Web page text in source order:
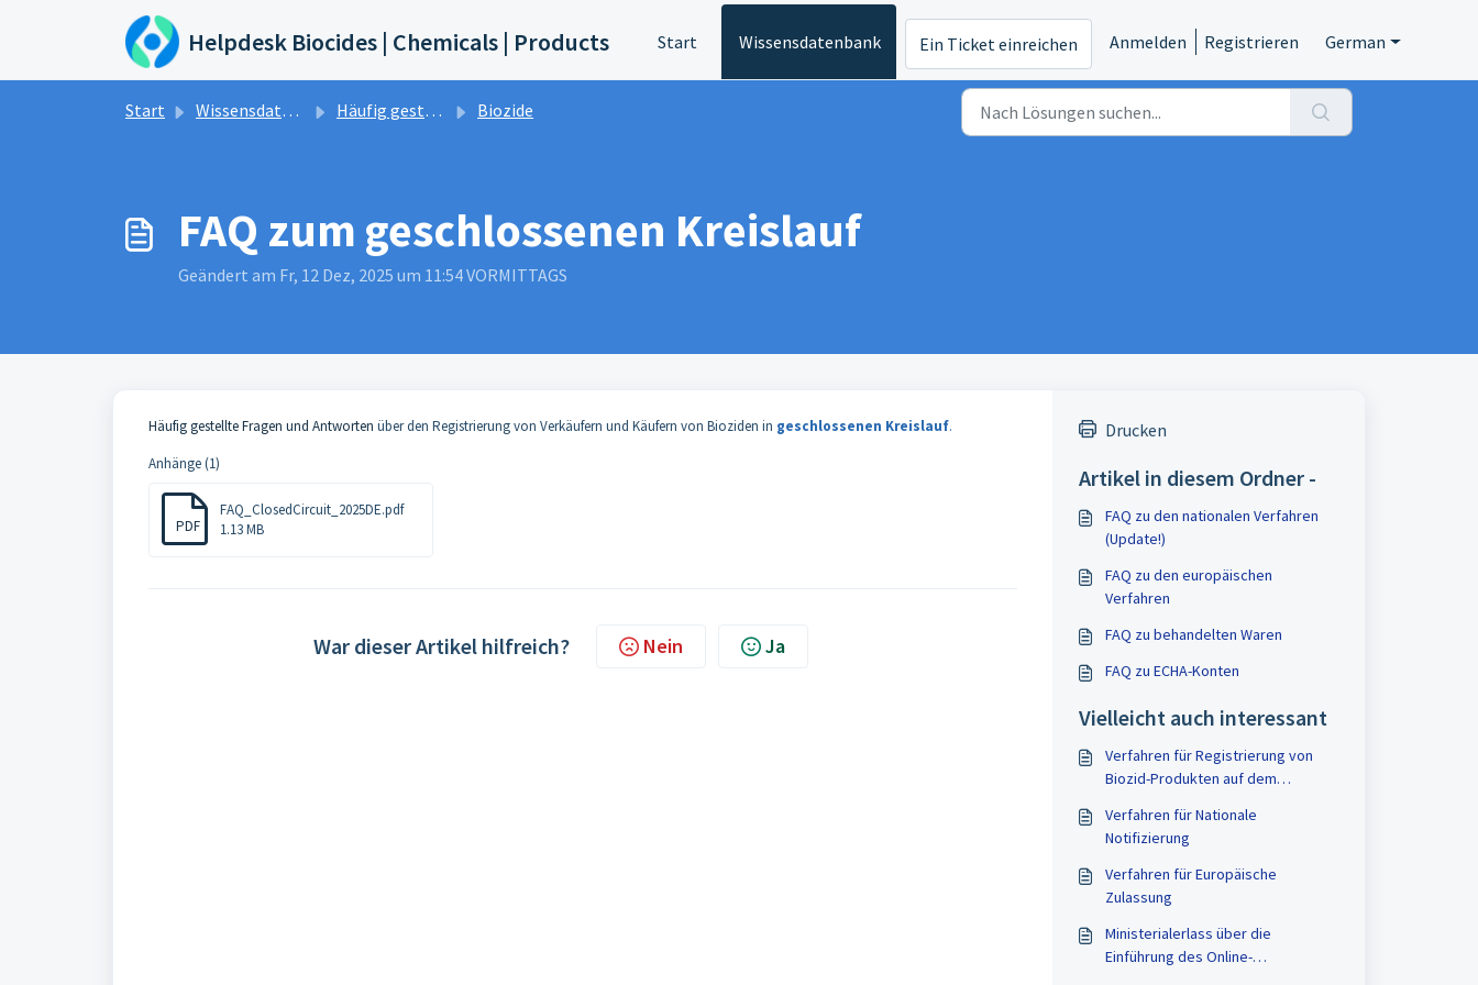
Zum hauptsächlichen Inhalt gehen
Helpdesk Biocides | Chemicals | Products Start Wissensdatenbank Ein Ticket einreichen Anmelden Registrieren German
Start Wissensdatenbank Häufig gestellte Fragen und Antworten Biozide
FAQ zum geschlossenen Kreislauf
Geändert am Fr, 12 Dez, 2025 um 11:54 VORMITTAGS
Häufig gestellte Fragen und Antworten über den Registrierung von Verkäufern und Käufern von Bioziden in geschlossenen Kreislauf.
Anhänge (1)
PDF
FAQ_ClosedCircuit_2025DE.pdf
1.13 MB
War dieser Artikel hilfreich? Nein Ja
Drucken
Artikel in diesem Ordner -
FAQ zu den nationalen Verfahren
(Update!)
FAQ zu den europäischen
Verfahren
FAQ zu behandelten Waren
FAQ zu ECHA-Konten
Vielleicht auch interessant
Verfahren für Registrierung von
Biozid-Produkten auf dem
Verfahren für Nationale
Notifizierung
Verfahren für Europäische
Zulassung
Ministerialerlass über die
Einführung des Online-